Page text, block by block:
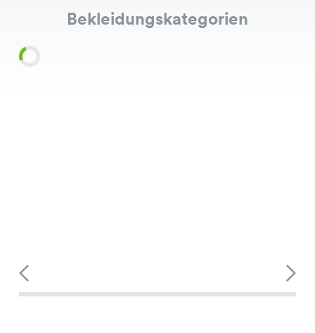
Bekleidungskategorien